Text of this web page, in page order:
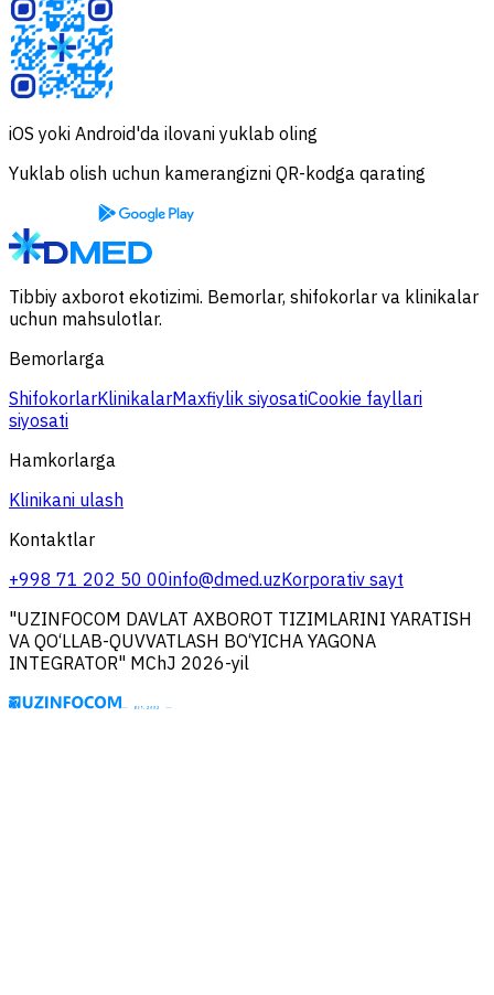
iOS yoki Android'da ilovani yuklab oling
Yuklab olish uchun kamerangizni QR-kodga qarating
Tibbiy axborot ekotizimi. Bemorlar, shifokorlar va klinikalar
uchun mahsulotlar.
Bemorlarga
ShifokorlarKlinikalarMaxfiylik siyosatiCookie fayllari
siyosati
Hamkorlarga
Klinikani ulash
Kontaktlar
+998 71 202 50 00info@dmed.uzKorporativ sayt
"UZINFOCOM DAVLAT AXBOROT TIZIMLARINI YARATISH
VA QO‘LLAB-QUVVATLASH BO‘YICHA YAGONA
INTEGRATOR" MChJ 2026-yil